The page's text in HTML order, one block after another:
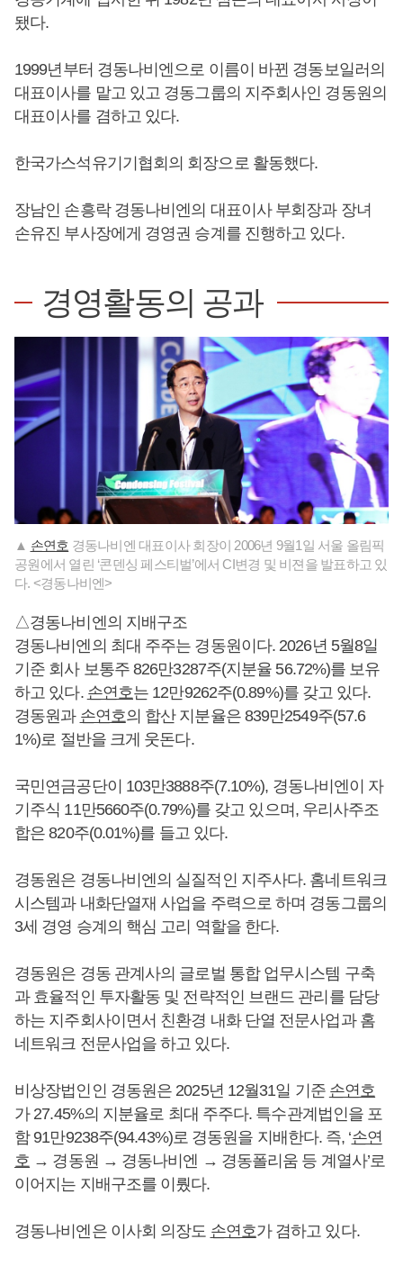
됐다.
1999년부터 경동나비엔으로 이름이 바뀐 경동보일러의
대표이사를 맡고 있고 경동그룹의 지주회사인 경동원의
대표이사를 겸하고 있다.
한국가스석유기기협회의 회장으로 활동했다.
장남인 손흥락 경동나비엔의 대표이사 부회장과 장녀
손유진 부사장에게 경영권 승계를 진행하고 있다.
경영활동의 공과
▲ 손연호 경동나비엔 대표이사 회장이 2006년 9월1일 서울 올림픽
공원에서 열린 ‘콘덴싱 페스티벌’에서 CI변경 및 비젼을 발표하고 있
다. <경동나비엔>
△경동나비엔의 지배구조
경동나비엔의 최대 주주는 경동원이다. 2026년 5월8일
기준 회사 보통주 826만3287주(지분율 56.72%)를 보유
하고 있다. 손연호는 12만9262주(0.89%)를 갖고 있다.
경동원과 손연호의 합산 지분율은 839만2549주(57.6
1%)로 절반을 크게 웃돈다.
국민연금공단이 103만3888주(7.10%), 경동나비엔이 자
기주식 11만5660주(0.79%)를 갖고 있으며, 우리사주조
합은 820주(0.01%)를 들고 있다.
경동원은 경동나비엔의 실질적인 지주사다. 홈네트워크
시스템과 내화단열재 사업을 주력으로 하며 경동그룹의
3세 경영 승계의 핵심 고리 역할을 한다.
경동원은 경동 관계사의 글로벌 통합 업무시스템 구축
과 효율적인 투자활동 및 전략적인 브랜드 관리를 담당
하는 지주회사이면서 친환경 내화 단열 전문사업과 홈
네트워크 전문사업을 하고 있다.
비상장법인인 경동원은 2025년 12월31일 기준 손연호
가 27.45%의 지분율로 최대 주주다. 특수관계법인을 포
함 91만9238주(94.43%)로 경동원을 지배한다. 즉, ‘손연
호 → 경동원 → 경동나비엔 → 경동폴리움 등 계열사’로
이어지는 지배구조를 이뤘다.
경동나비엔은 이사회 의장도 손연호가 겸하고 있다.